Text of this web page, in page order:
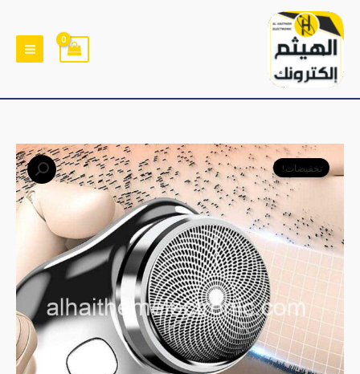
تخطي
المحتوى
تخفيضات!
السعر
الأصلي
هو:
﷼4,500.
السعر
الحالي
هو:
﷼3,700.
مكينة
تنعيم
الاصلي
قابلة
للشحن